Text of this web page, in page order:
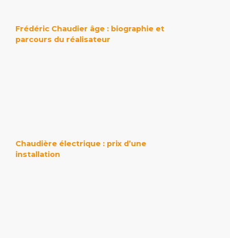
Frédéric Chaudier âge : biographie et
parcours du réalisateur
Chaudière électrique : prix d’une
installation